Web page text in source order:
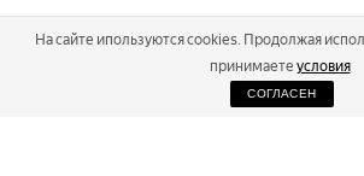
2026
На сайте ипользуются cookies. Продолжая
принимаете условия
СОГЛАСЕН